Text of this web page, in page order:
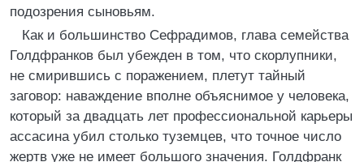
подозрения сыновьям.
Как и большинство Сефрадимов, глава семейства
Голдфранков был убежден в том, что скорлупники,
не смирившись с поражением, плетут тайный
заговор: наваждение вполне объяснимое у человека,
который за двадцать лет профессиональной карьеры
ассасина убил столько туземцев, что точное число
жертв уже не имеет большого значения. Голдфранк